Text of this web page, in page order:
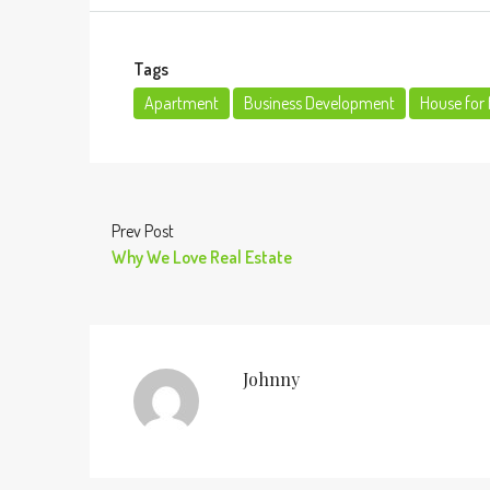
Tags
Apartment
Business Development House for
Prev Post
Why We Love Real Estate
Johnny